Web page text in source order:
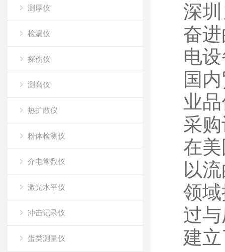
测厚仪
检漏仪
探伤仪
测高仪
热扩散仪
粉体检测仪
介电常数仪
激光水平仪
冲击记录仪
蛋类测量仪
深
奋
电
国
业
采
在
以
领
过
建